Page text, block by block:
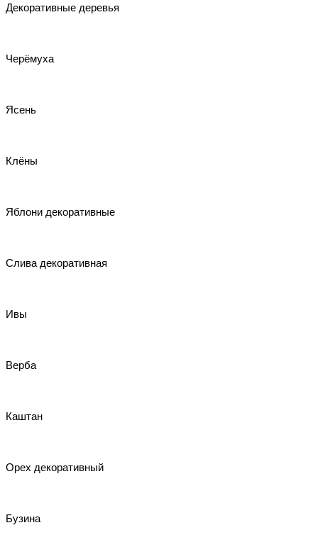
Декоративные деревья
Черёмуха
Ясень
Клёны
Яблони декоративные
Слива декоративная
Ивы
Верба
Каштан
Орех декоративный
Бузина